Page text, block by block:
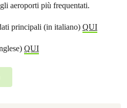
aeroporti più frequentati.
principali (in italiano) QUI
QUI